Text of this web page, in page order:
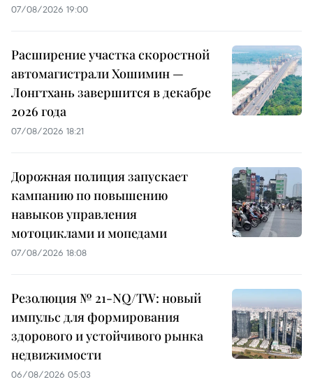
07/08/2026 19:00
Расширение участка скоростной
автомагистрали Хошимин —
Лонгтхань завершится в декабре
2026 года
07/08/2026 18:21
Дорожная полиция запускает
кампанию по повышению
навыков управления
мотоциклами и мопедами
07/08/2026 18:08
Резолюция № 21-NQ/TW: новый
импульс для формирования
здорового и устойчивого рынка
недвижимости
06/08/2026 05:03